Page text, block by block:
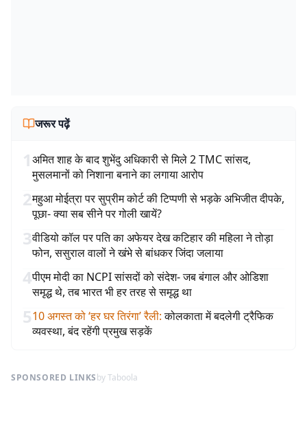
जरूर पढ़ें
1अमित शाह के बाद शुभेंदु अधिकारी से मिले 2 TMC सांसद,
मुसलमानों को निशाना बनाने का लगाया आरोप
2महुआ मोईत्रा पर सुप्रीम कोर्ट की टिप्पणी से भड़के अभिजीत दीपके,
पूछा- क्या सब सीने पर गोली खायें?
3वीडियो कॉल पर पति का अफेयर देख कटिहार की महिला ने तोड़ा
फोन, ससुराल वालों ने खंभे से बांधकर जिंदा जलाया
4पीएम मोदी का NCPI सांसदों को संदेश- जब बंगाल और ओडिशा
समृद्ध थे, तब भारत भी हर तरह से समृद्ध था
510 अगस्त को ‘हर घर तिरंगा’ रैली: कोलकाता में बदलेगी ट्रैफिक
व्यवस्था, बंद रहेंगी प्रमुख सड़कें
SPONSORED LINKSby Taboola